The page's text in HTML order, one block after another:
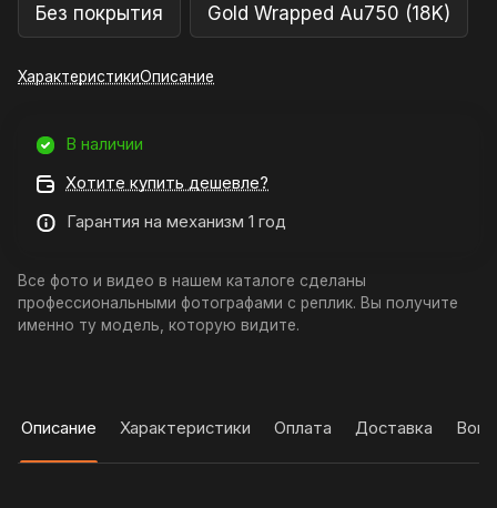
Без покрытия Gold Wrapped Au750 (18K)
ХарактеристикиОписание
В наличии
Хотите купить дешевле?
Гарантия на механизм 1 год
Все фото и видео в нашем каталоге сделаны
профессиональными фотографами с реплик. Вы получите
именно ту модель, которую видите.
Описание Характеристики Оплата Доставка